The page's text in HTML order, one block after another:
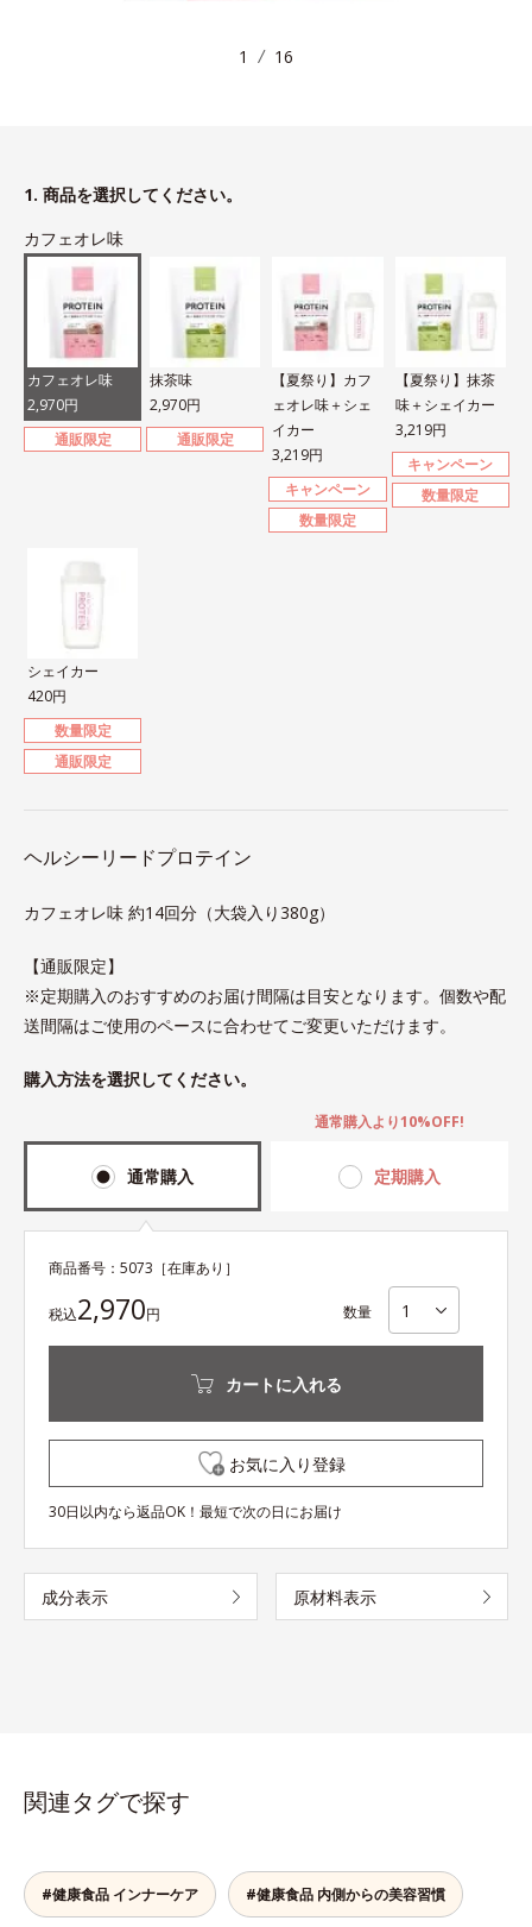
1 16
1. 商品を選択してください。
カフェオレ味
カフェオレ味
2,970円
通販限定
抹茶味
2,970円
通販限定
【夏祭り】カフ
ェオレ味＋シェ
イカー
3,219円
キャンペーン
数量限定
【夏祭り】抹茶
味＋シェイカー
3,219円
キャンペーン
数量限定
シェイカー
420円
数量限定
通販限定
ヘルシーリードプロテイン
カフェオレ味 約14回分（大袋入り380g）
【通販限定】
※定期購入のおすすめのお届け間隔は目安となります。個数や配
送間隔はご使用のペースに合わせてご変更いただけます。
購入方法を選択してください。
通常購入 定期購入
通常購入より10%OFF!
商品番号： 5073 ［在庫あり］
税込2,970円 数量
カートに入れる
お気に入り登録
30日以内なら返品OK！最短で次の日にお届け
成分表示 原材料表示
関連タグで探す
#健康食品 インナーケア #健康食品 内側からの美容習慣